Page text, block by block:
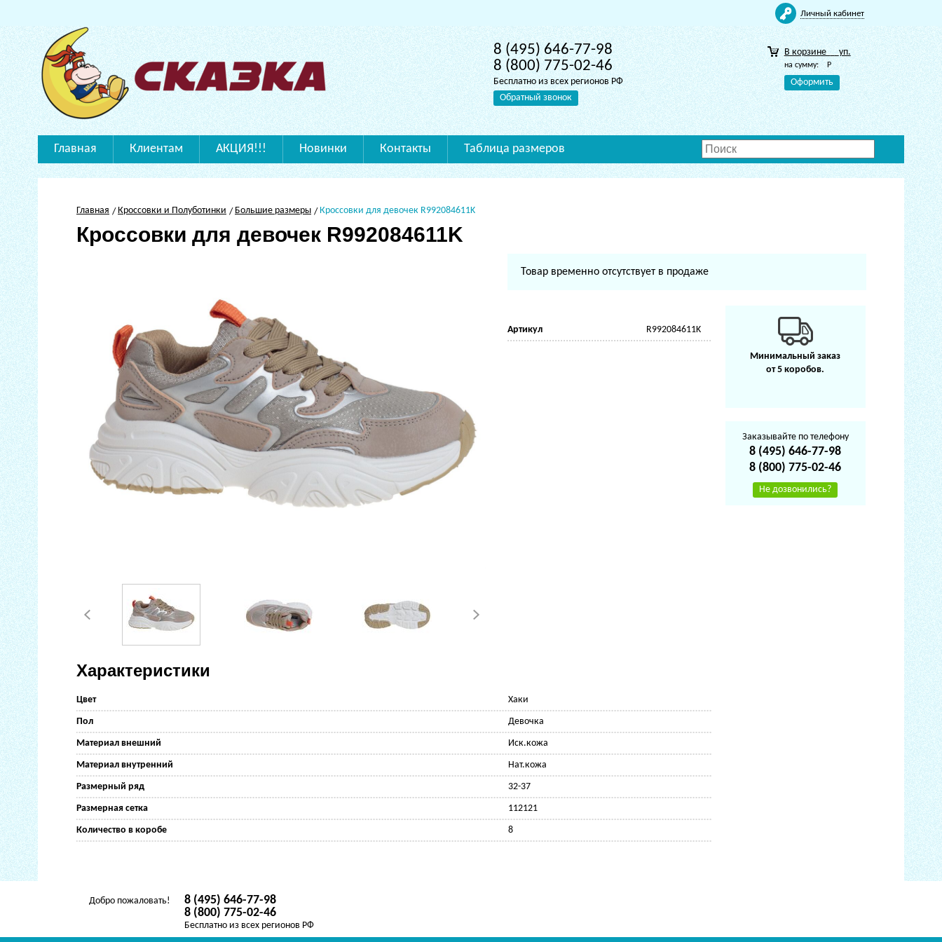
Личный кабинет
8 (495) 646-77-98
8 (800) 775-02-46
Бесплатно из всех регионов РФ
Обратный звонок
В корзине уп.
на сумму: Р
Оформить
Главная Клиентам АКЦИЯ!!! Новинки Контакты Таблица размеров
Главная Кроссовки и Полуботинки Большие размеры Кроссовки для девочек R992084611K
Кроссовки для девочек R992084611K
Товар временно отсутствует в продаже
Артикул R992084611K
Характеристики
Цвет Хаки
Пол Девочка
Материал внешний Иск.кожа
Материал внутренний Нат.кожа
Размерный ряд 32-37
Размерная сетка 112121
Количество в коробе 8
Минимальный заказ
от 5 коробов.
Заказывайте по телефону
8 (495) 646-77-98
8 (800) 775-02-46
Не дозвонились?
Добро пожаловать!
8 (495) 646-77-98
8 (800) 775-02-46
Бесплатно из всех регионов РФ